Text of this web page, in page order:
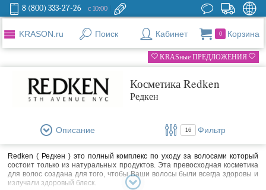
8 (800) 333-27-26 с 10:00
KRASON.ru Поиск Кабинет 0 Корзина
KRASные ПРЕДЛОЖЕНИЯ
Косметика Redken
Редкен
Описание 16 Фильтр
Redken ( Редкен ) это полный комплекс по уходу за волосами который
состоит только из натуральных продуктов. Эта превосходная косметика
для волос создана для того, чтобы Ваши волосы были всегда здоровы и
излучали здоровый блеск.